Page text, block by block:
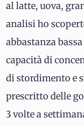
al latte, uova,
analisi ho
abbastanza
capacità di
di stordimento e
prescritto delle
3 volte a